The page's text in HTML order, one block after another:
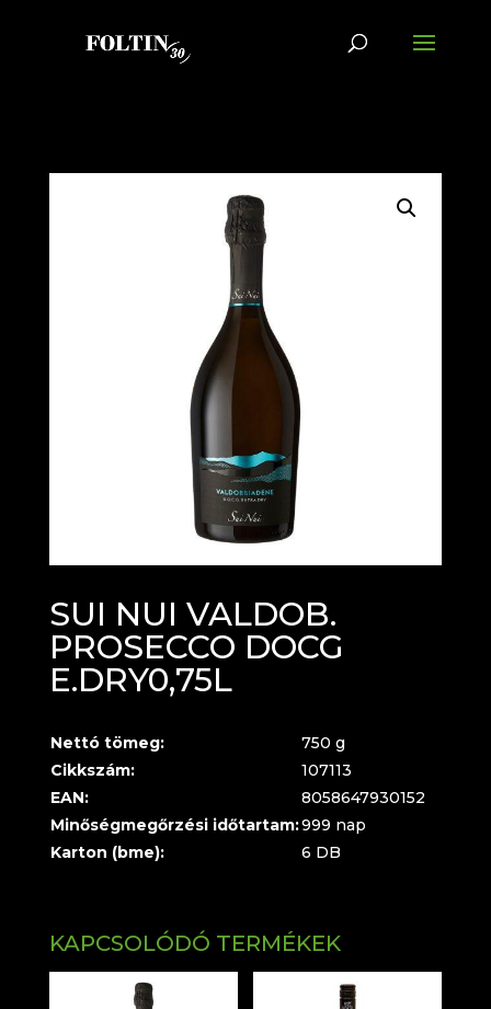
SUI NUI VALDOB.
PROSECCO DOCG
E.DRY0,75L
Nettó tömeg:
750 g
Cikkszám:
107113
EAN:
8058647930152
Minőségmegőrzési időtartam:999 nap
Karton (bme):
6 DB
KAPCSOLÓDÓ TERMÉKEK